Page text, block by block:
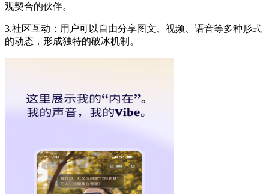
观契合的伙伴。
3.社区互动：用户可以自由分享图文、视频、语音等多种形式
的动态，形成独特的破冰机制。